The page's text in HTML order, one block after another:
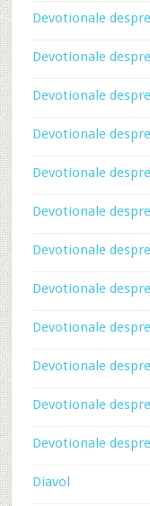
Devotionale
Devotionale
Devotionale
Devotionale
Devotionale
Devotionale
Devotionale
Devotionale
Devotionale
Devotionale
Devotionale
Devotionale
Diavol